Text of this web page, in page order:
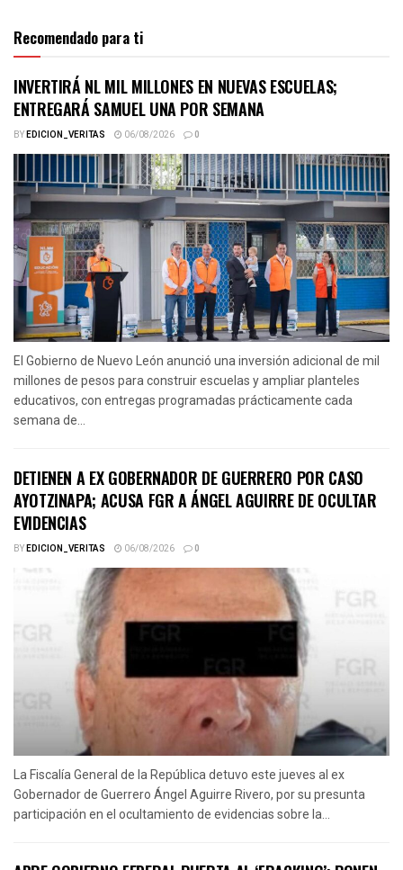
Recomendado para ti
INVERTIRÁ NL MIL MILLONES EN NUEVAS ESCUELAS;
ENTREGARÁ SAMUEL UNA POR SEMANA
BYEDICION_VERITAS 06/08/2026 0
El Gobierno de Nuevo León anunció una inversión adicional de mil
millones de pesos para construir escuelas y ampliar planteles
educativos, con entregas programadas prácticamente cada
semana de...
DETIENEN A EX GOBERNADOR DE GUERRERO POR CASO
AYOTZINAPA; ACUSA FGR A ÁNGEL AGUIRRE DE OCULTAR
EVIDENCIAS
BYEDICION_VERITAS 06/08/2026 0
La Fiscalía General de la República detuvo este jueves al ex
Gobernador de Guerrero Ángel Aguirre Rivero, por su presunta
participación en el ocultamiento de evidencias sobre la...